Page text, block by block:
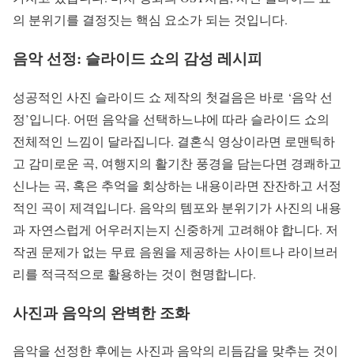
의 분위기를 결정짓는 핵심 요소가 되는 것입니다.
음악 선정: 슬라이드 쇼의 감성 레시피
성공적인 사진 슬라이드 쇼 제작의 첫걸음은 바로 ‘음악 선
정’입니다. 어떤 음악을 선택하느냐에 따라 슬라이드 쇼의
전체적인 느낌이 달라집니다. 결혼식 영상이라면 로맨틱하
고 감미로운 곡, 여행지의 활기찬 풍경을 담는다면 경쾌하고
신나는 곡, 혹은 추억을 회상하는 내용이라면 잔잔하고 서정
적인 곡이 제격입니다. 음악의 템포와 분위기가 사진의 내용
과 자연스럽게 어우러지는지 신중하게 고려해야 합니다. 저
작권 문제가 없는 무료 음원을 제공하는 사이트나 라이브러
리를 적극적으로 활용하는 것이 현명합니다.
사진과 음악의 완벽한 조화
음악을 선정한 후에는 사진과 음악의 리듬감을 맞추는 것이